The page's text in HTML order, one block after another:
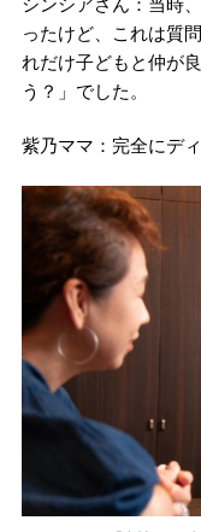
ったけど、これは質
れだけ子どもと仲が
う？」でした。
紫乃ママ：完全にデ